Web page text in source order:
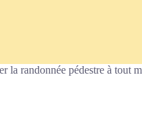
la randonnée pédestre à